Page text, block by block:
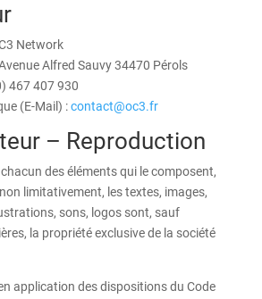
Network
Alfred Sauvy 34470 Pérols
467 407 930
(E-Mail) :contact@oc3.fr
– Reproduction
des éléments qui le composent,
limitativement, les textes, images,
sons, logos sont, sauf
la propriété exclusive de la société
application des dispositions du Code